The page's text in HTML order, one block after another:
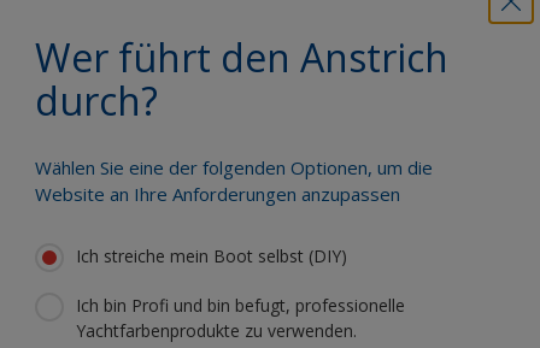
Wer führt den Anstrich
durch?
Wählen Sie eine der folgenden Optionen, um die
Website an Ihre Anforderungen anzupassen
Ich streiche mein Boot selbst (DIY)
Ich bin Profi und bin befugt, professionelle
Yachtfarbenprodukte zu verwenden.
Erhalten Sie allen notwendigen
Innovation und unserem
wissenschaftlichen Know-how